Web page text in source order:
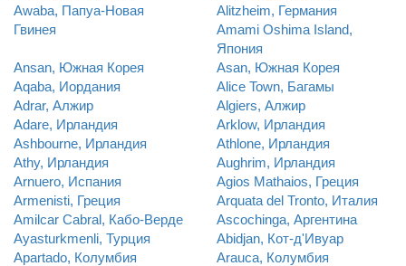
Awaba, Папуа-Новая
Гвинея
Alitzheim, Германия
Amami Oshima Island,
Япония
Ansan, Южная Корея
Asan, Южная Корея
Aqaba, Иордания
Alice Town, Багамы
Adrar, Алжир
Algiers, Алжир
Adare, Ирландия
Arklow, Ирландия
Ashbourne, Ирландия
Athlone, Ирландия
Athy, Ирландия
Aughrim, Ирландия
Arnuero, Испания
Agios Mathaios, Греция
Armenisti, Греция
Arquata del Tronto, Италия
Amilcar Cabral, Кабо-Верде
Ascochinga, Аргентина
Ayasturkmenli, Турция
Abidjan, Кот-д'Ивуар
Apartado, Колумбия
Arauca, Колумбия